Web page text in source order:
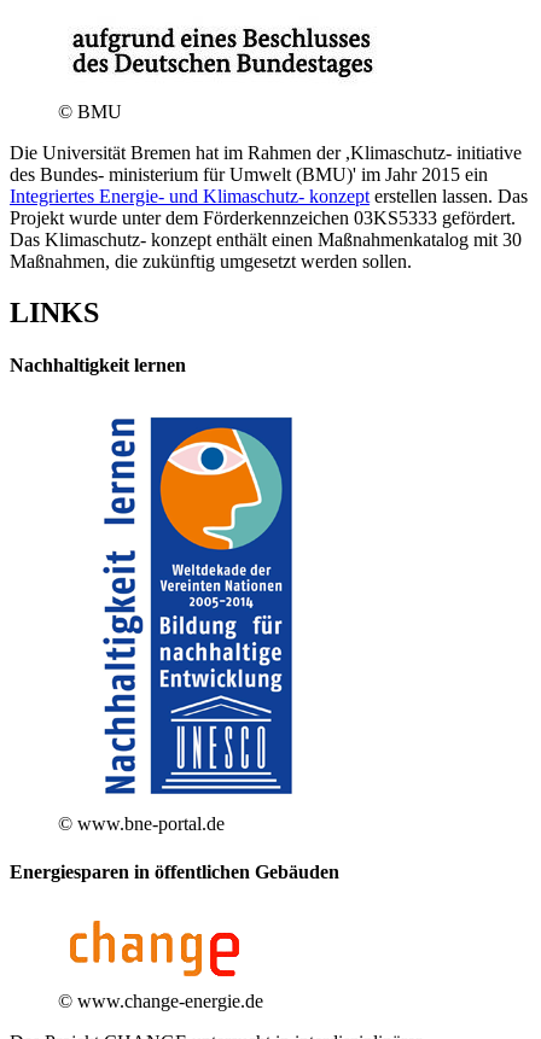
© BMU
Die Universität Bremen hat im Rahmen der ,Klimaschutz- initiative
des Bundes- ministerium für Umwelt (BMU)' im Jahr 2015 ein
Integriertes Energie- und Klimaschutz- konzept erstellen lassen. Das
Projekt wurde unter dem Förderkennzeichen 03KS5333 gefördert.
Das Klimaschutz- konzept enthält einen Maßnahmenkatalog mit 30
Maßnahmen, die zukünftig umgesetzt werden sollen.
LINKS
Nachhaltigkeit lernen
© www.bne-portal.de
Energiesparen in öffentlichen Gebäuden
© www.change-energie.de